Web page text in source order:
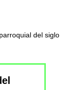
del siglo